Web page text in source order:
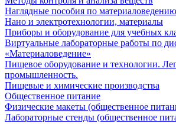
Наглядные пособия по материаловедению
Нано и электротехнологии, материалы
Приборы и оборудование для учебных
Виртуальные лабораторные работы по
«Материаловедение»
Пищевое оборудование и технологии.
промышленность.
Пищевые и химические производства
Общественное питание
Физические макеты (общественное
Лабораторные стенды (общественное